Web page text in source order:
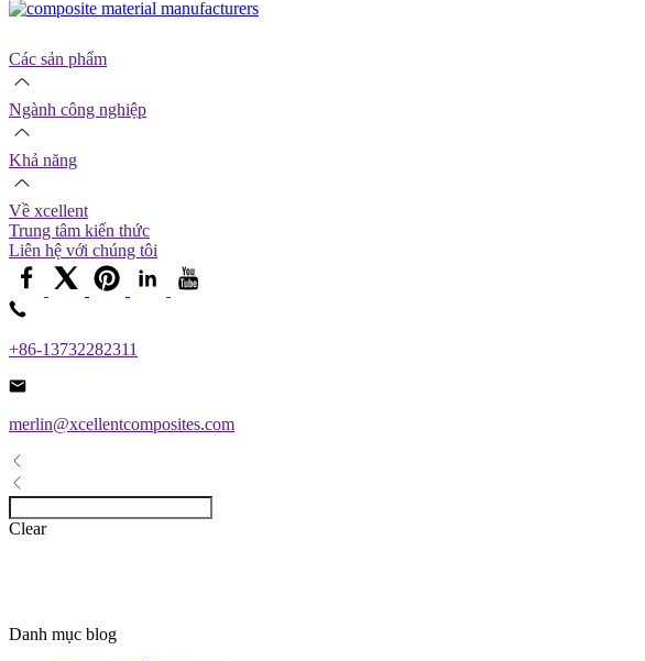
Các sản phẩm
Ngành công nghiệp
Khả năng
Về xcellent
Trung tâm kiến ​​thức
Liên hệ với chúng tôi
+86-13732282311
merlin@xcellentcomposites.com
Clear
Danh mục blog